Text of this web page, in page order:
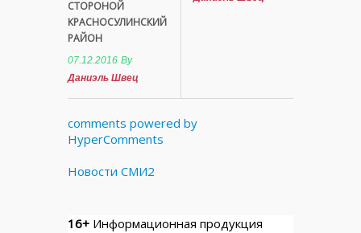
СТОРОНОЙ
КРАСНОСУЛИНСКИЙ
РАЙОН
07.12.2016 By
Даниэль Швец
comments powered by
HyperComments
Новости СМИ2
16+ Информационная продукция